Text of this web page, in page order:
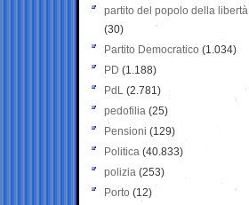
partito del popolo della libertà
(30)
Partito Democratico (1.034)
PD (1.188)
PdL (2.781)
pedofilia (25)
Pensioni (129)
Politica (40.833)
polizia (253)
Porto (12)